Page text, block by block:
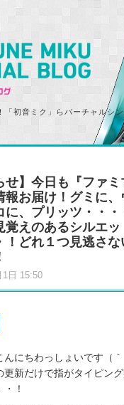
「初音ミク」らバーチャルシ
せ】今日も『ファミ
報お届け！グミに、
に、プリッツ・・・
覚えのあるシルエッ
！どれ１つ見逃さ
1日 15:50
c
e
んにちわっしょいです（｀
更新だけで指がタイピン
！